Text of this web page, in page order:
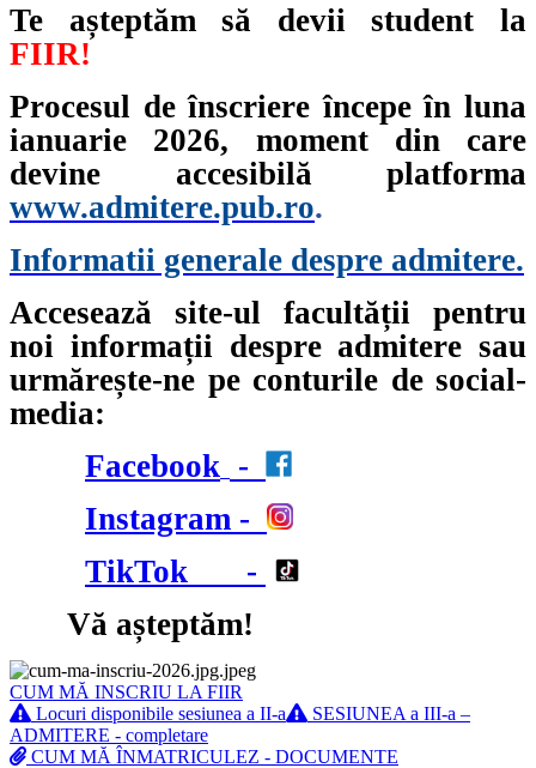
Te așteptăm să devii student la
FIIR!
Procesul de înscriere începe în luna
ianuarie 2026, moment din care
devine accesibilă platforma
www.admitere.pub.ro.
Informatii generale despre admitere.
Accesează site-ul facultății pentru
noi informații despre admitere sau
urmărește-ne pe conturile de social-
media:
Facebook -
Instagram -
TikTok -
Vă așteptăm!
CUM MĂ INSCRIU LA FIIR
Locuri disponibile sesiunea a II-a
SESIUNEA a III-a –
ADMITERE - completare
CUM MĂ ÎNMATRICULEZ - DOCUMENTE